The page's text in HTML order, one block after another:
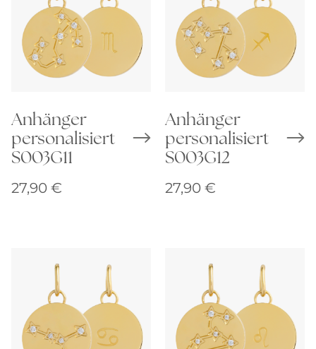
Anhänger
personalisiert
S003G11
27,90 €
Anhänger
personalisiert
S003G12
27,90 €